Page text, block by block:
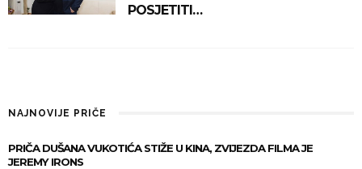
POSJETITI…
NAJNOVIJE PRIČE
PRIČA DUŠANA VUKOTIĆA STIŽE U KINA, ZVIJEZDA FILMA JE
JEREMY IRONS